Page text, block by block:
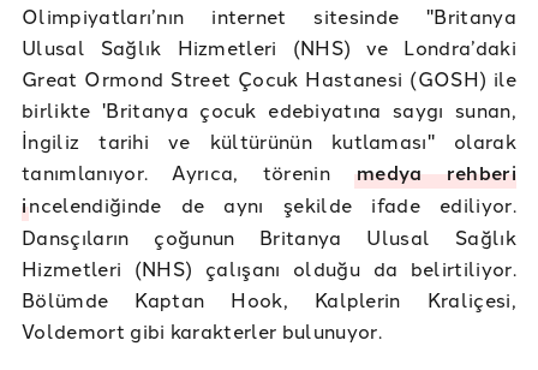
Olimpiyatları’nın internet sitesinde "Britanya
Ulusal Sağlık Hizmetleri (NHS) ve Londra’daki
Great Ormond Street Çocuk Hastanesi (GOSH) ile
birlikte 'Britanya çocuk edebiyatına saygı sunan,
İngiliz tarihi ve kültürünün kutlaması" olarak
tanımlanıyor. Ayrıca, töreninmedya rehberi
incelendiğinde de aynı şekilde ifade ediliyor.
Dansçıların çoğunun Britanya Ulusal Sağlık
Hizmetleri (NHS) çalışanı olduğu da belirtiliyor.
Bölümde Kaptan Hook, Kalplerin Kraliçesi,
Voldemort gibi karakterler bulunuyor.